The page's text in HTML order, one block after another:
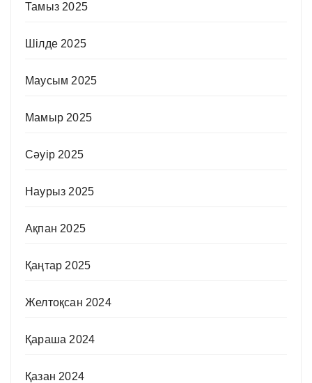
Тамыз 2025
Шілде 2025
Маусым 2025
Мамыр 2025
Сәуір 2025
Наурыз 2025
Ақпан 2025
Қаңтар 2025
Желтоқсан 2024
Қараша 2024
Қазан 2024